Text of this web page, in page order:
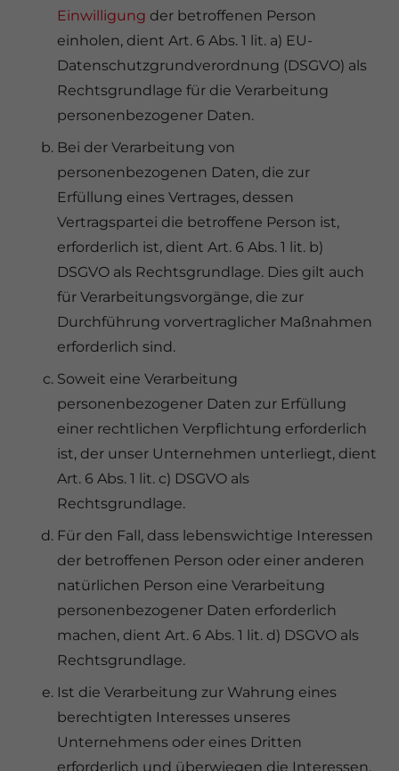
Einwilligung der betroffenen Person
einholen, dient Art. 6 Abs. 1 lit. a) EU-
Datenschutzgrundverordnung (DSGVO) als
Rechtsgrundlage für die Verarbeitung
personenbezogener Daten.
Bei der Verarbeitung von
personenbezogenen Daten, die zur
Erfüllung eines Vertrages, dessen
Vertragspartei die betroffene Person ist,
erforderlich ist, dient Art. 6 Abs. 1 lit. b)
DSGVO als Rechtsgrundlage. Dies gilt auch
für Verarbeitungsvorgänge, die zur
Durchführung vorvertraglicher Maßnahmen
erforderlich sind.
Soweit eine Verarbeitung
personenbezogener Daten zur Erfüllung
einer rechtlichen Verpflichtung erforderlich
ist, der unser Unternehmen unterliegt, dient
Art. 6 Abs. 1 lit. c) DSGVO als
Rechtsgrundlage.
Für den Fall, dass lebenswichtige Interessen
der betroffenen Person oder einer anderen
natürlichen Person eine Verarbeitung
personenbezogener Daten erforderlich
machen, dient Art. 6 Abs. 1 lit. d) DSGVO als
Rechtsgrundlage.
Ist die Verarbeitung zur Wahrung eines
berechtigten Interesses unseres
Unternehmens oder eines Dritten
erforderlich und überwiegen die Interessen,